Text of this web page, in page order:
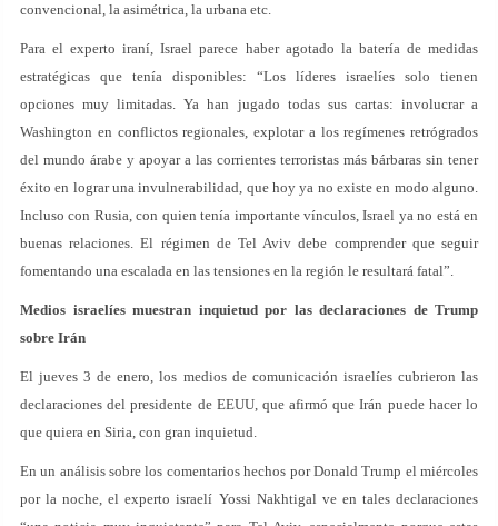
convencional, la asimétrica, la urbana etc.
Para el experto iraní, Israel parece haber agotado la batería de medidas
estratégicas que tenía disponibles: “Los líderes israelíes solo tienen
opciones muy limitadas. Ya han jugado todas sus cartas: involucrar a
Washington en conflictos regionales, explotar a los regímenes retrógrados
del mundo árabe y apoyar a las corrientes terroristas más bárbaras sin tener
éxito en lograr una invulnerabilidad, que hoy ya no existe en modo alguno.
Incluso con Rusia, con quien tenía importante vínculos, Israel ya no está en
buenas relaciones. El régimen de Tel Aviv debe comprender que seguir
fomentando una escalada en las tensiones en la región le resultará fatal”.
Medios israelíes muestran inquietud por las declaraciones de Trump
sobre Irán
El jueves 3 de enero, los medios de comunicación israelíes cubrieron las
declaraciones del presidente de EEUU, que afirmó que Irán puede hacer lo
que quiera en Siria, con gran inquietud.
En un análisis sobre los comentarios hechos por Donald Trump el miércoles
por la noche, el experto israelí Yossi Nakhtigal ve en tales declaraciones